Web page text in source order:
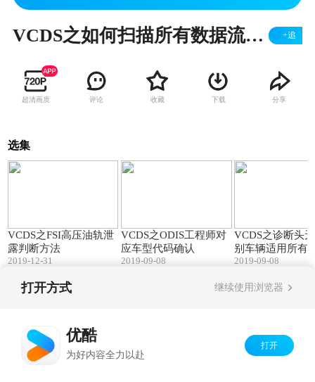
VCDS之如何扫描所有数据流并保存成Excel表格 +追
超清画质 评论 收藏 下载 分享
选集
VCDS之FSI高压油轨泄
露判断方法
2019-12-31
VCDS之ODIS工程师对
应车型代码确认
2019-09-08
VCDS之诊断头
别车辆适用所有
2019-09-08
打开方式 继续使用浏览器
优酷
为好内容全力以赴
打开